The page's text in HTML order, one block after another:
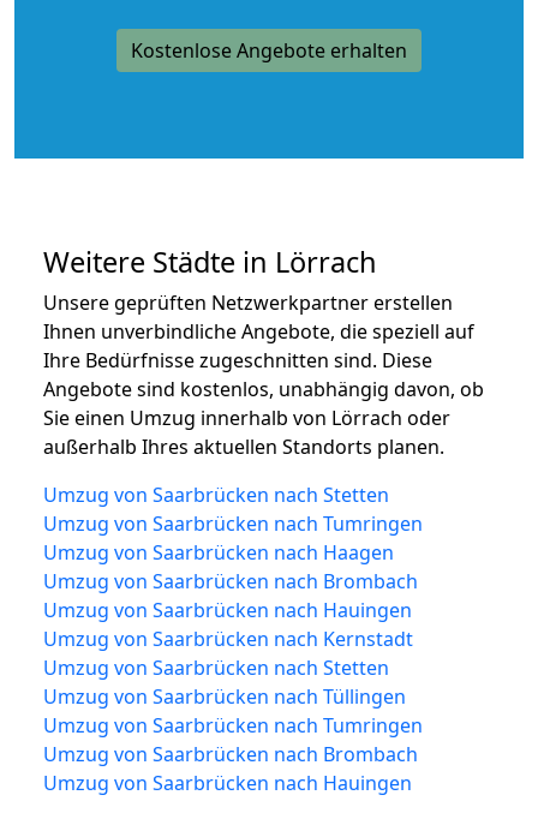
Kostenlose Angebote erhalten
Weitere Städte in Lörrach
Unsere geprüften Netzwerkpartner erstellen
Ihnen unverbindliche Angebote, die speziell auf
Ihre Bedürfnisse zugeschnitten sind. Diese
Angebote sind kostenlos, unabhängig davon, ob
Sie einen Umzug innerhalb von Lörrach oder
außerhalb Ihres aktuellen Standorts planen.
Umzug von Saarbrücken nach Stetten
Umzug von Saarbrücken nach Tumringen
Umzug von Saarbrücken nach Haagen
Umzug von Saarbrücken nach Brombach
Umzug von Saarbrücken nach Hauingen
Umzug von Saarbrücken nach Kernstadt
Umzug von Saarbrücken nach Stetten
Umzug von Saarbrücken nach Tüllingen
Umzug von Saarbrücken nach Tumringen
Umzug von Saarbrücken nach Brombach
Umzug von Saarbrücken nach Hauingen